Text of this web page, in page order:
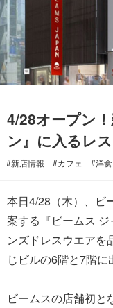
4/28オープン
ン』に入るレ
#新店情報 #カフェ #洋食
本日4/28（木）、ビ
案する『ビームス
ンズドレスウエアを
じビルの6階と7階に
ビームスの店舗初と